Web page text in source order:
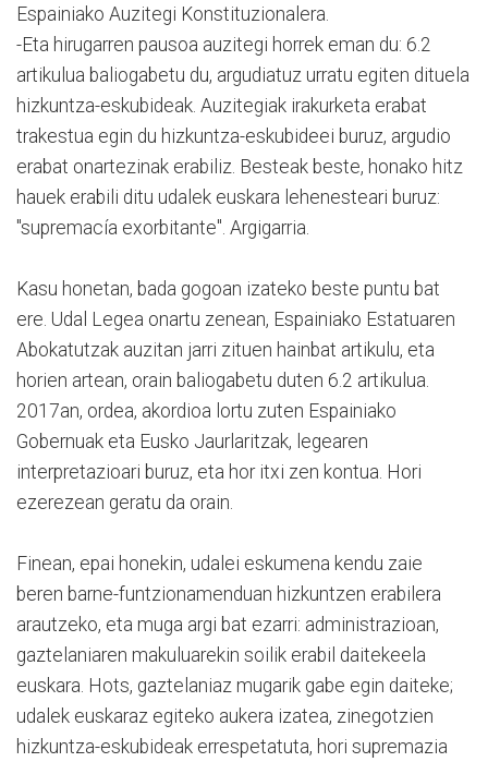
Espainiako Auzitegi Konstituzionalera.
-Eta hirugarren pausoa auzitegi horrek eman du: 6.2
artikulua baliogabetu du, argudiatuz urratu egiten dituela
hizkuntza-eskubideak. Auzitegiak irakurketa erabat
trakestua egin du hizkuntza-eskubideei buruz, argudio
erabat onartezinak erabiliz. Besteak beste, honako hitz
hauek erabili ditu udalek euskara lehenesteari buruz:
"supremacía exorbitante". Argigarria.
Kasu honetan, bada gogoan izateko beste puntu bat
ere. Udal Legea onartu zenean, Espainiako Estatuaren
Abokatutzak auzitan jarri zituen hainbat artikulu, eta
horien artean, orain baliogabetu duten 6.2 artikulua.
2017an, ordea, akordioa lortu zuten Espainiako
Gobernuak eta Eusko Jaurlaritzak, legearen
interpretazioari buruz, eta hor itxi zen kontua. Hori
ezerezean geratu da orain.
Finean, epai honekin, udalei eskumena kendu zaie
beren barne-funtzionamenduan hizkuntzen erabilera
arautzeko, eta muga argi bat ezarri: administrazioan,
gaztelaniaren makuluarekin soilik erabil daitekeela
euskara. Hots, gaztelaniaz mugarik gabe egin daiteke;
udalek euskaraz egiteko aukera izatea, zinegotzien
hizkuntza-eskubideak errespetatuta, hori supremazia